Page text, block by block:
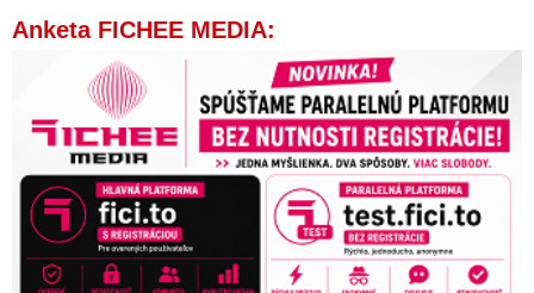
Anketa FICHEE MEDIA: